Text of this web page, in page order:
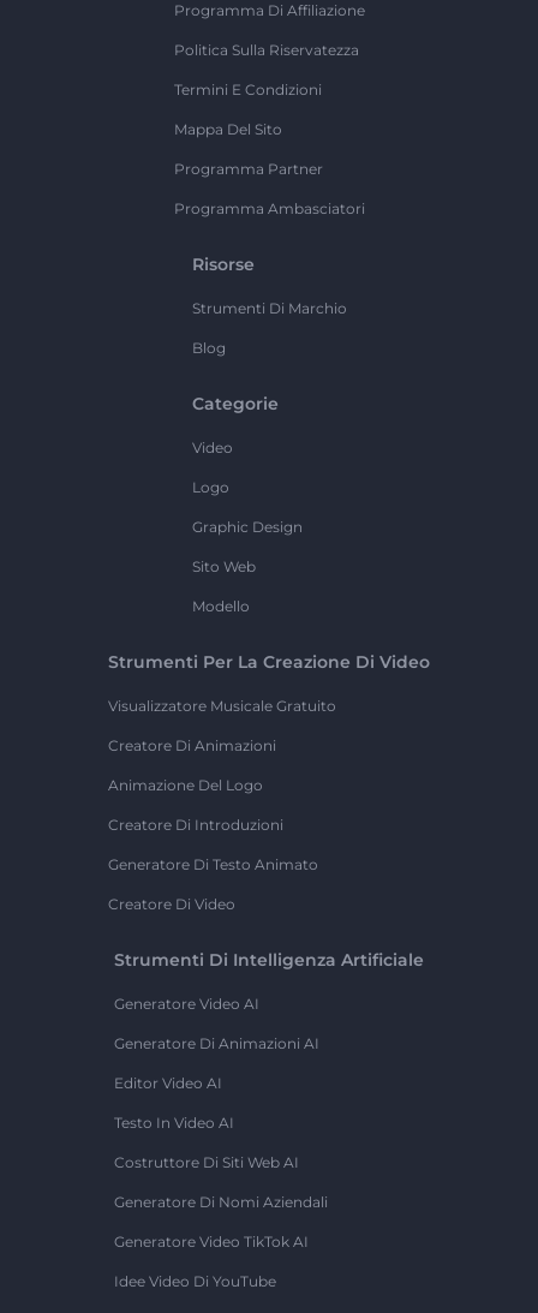
Programma Di Affiliazione
Politica Sulla Riservatezza
Termini E Condizioni
Mappa Del Sito
Programma Partner
Programma Ambasciatori
Risorse
Strumenti Di Marchio
Blog
Categorie
Video
Logo
Graphic Design
Sito Web
Modello
Strumenti Per La Creazione Di Video
Visualizzatore Musicale Gratuito
Creatore Di Animazioni
Animazione Del Logo
Creatore Di Introduzioni
Generatore Di Testo Animato
Creatore Di Video
Strumenti Di Intelligenza Artificiale
Generatore Video AI
Generatore Di Animazioni AI
Editor Video AI
Testo In Video AI
Costruttore Di Siti Web AI
Generatore Di Nomi Aziendali
Generatore Video TikTok AI
Idee Video Di YouTube